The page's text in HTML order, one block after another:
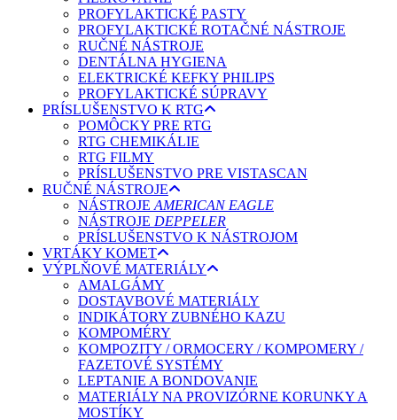
PROFYLAKTICKÉ PASTY
PROFYLAKTICKÉ ROTAČNÉ NÁSTROJE
RUČNÉ NÁSTROJE
DENTÁLNA HYGIENA
ELEKTRICKÉ KEFKY PHILIPS
PROFYLAKTICKÉ SÚPRAVY
PRÍSLUŠENSTVO K RTG
POMÔCKY PRE RTG
RTG CHEMIKÁLIE
RTG FILMY
PRÍSLUŠENSTVO PRE VISTASCAN
RUČNÉ NÁSTROJE
NÁSTROJE AMERICAN EAGLE
NÁSTROJE DEPPELER
PRÍSLUŠENSTVO K NÁSTROJOM
VRTÁKY KOMET
VÝPLŇOVÉ MATERIÁLY
AMALGÁMY
DOSTAVBOVÉ MATERIÁLY
INDIKÁTORY ZUBNÉHO KAZU
KOMPOMÉRY
KOMPOZITY / ORMOCERY / KOMPOMERY /
FAZETOVÉ SYSTÉMY
LEPTANIE A BONDOVANIE
MATERIÁLY NA PROVIZÓRNE KORUNKY A
MOSTÍKY